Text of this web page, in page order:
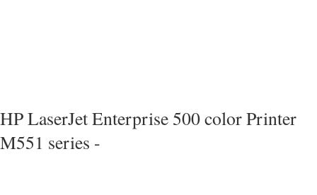
HP LaserJet Enterprise 500 color Printer
M551 series -